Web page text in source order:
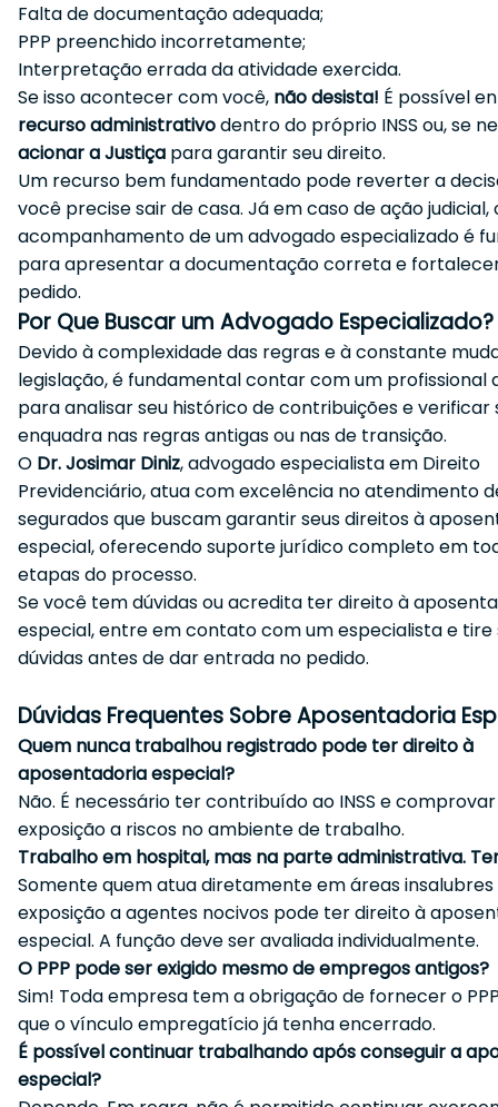
Falta de documentação adequada;
PPP preenchido incorretamente;
Interpretação errada da atividade exercida.
Se isso acontecer com você, não desista! É possível
recurso administrativodentro do próprio INSS ou, se
acionar a Justiça para garantir seu direito.
Um recurso bem fundamentado pode reverter a
você precise sair de casa. Já em caso de ação judicial,
acompanhamento de um advogado especializado é
para apresentar a documentação correta e
pedido.
Por Que Buscar um Advogado Especializado?
Devido à complexidade das regras e à constante
legislação, é fundamental contar com um profissional
para analisar seu histórico de contribuições e verificar
enquadra nas regras antigas ou nas de transição.
O Dr. Josimar Diniz, advogado especialista em Direito
Previdenciário, atua com excelência no atendimento
segurados que buscam garantir seus direitos à
especial, oferecendo suporte jurídico completo em
etapas do processo.
Se você tem dúvidas ou acredita ter direito à
especial, entre em contato com um especialista e tire
dúvidas antes de dar entrada no pedido.
Dúvidas Frequentes Sobre Aposentadoria
Quem nunca trabalhou registrado pode ter direito à
aposentadoria especial?
Não. É necessário ter contribuído ao INSS e
exposição a riscos no ambiente de trabalho.
Trabalho em hospital, mas na parte administrativa.
Somente quem atua diretamente em áreas
exposição a agentes nocivos pode ter direito à
especial. A função deve ser avaliada individualmente.
O PPP pode ser exigido mesmo de empregos antigos?
Sim! Toda empresa tem a obrigação de fornecer o
que o vínculo empregatício já tenha encerrado.
É possível continuar trabalhando após conseguir a
especial?